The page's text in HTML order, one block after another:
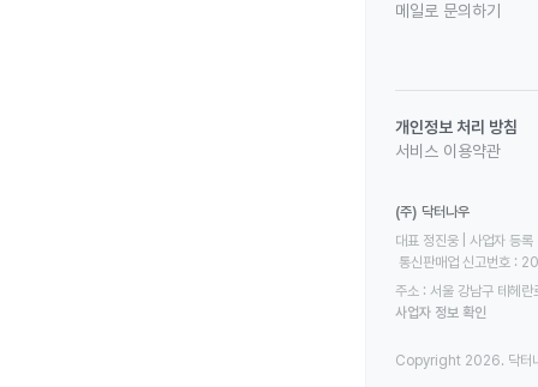
메일로 문의하기
개인정보 처리 방침
서비스 이용약관
(주) 닥터나우
대표 정진웅 | 사업자
통신판매업 신고번호
주소 : 서울 강남구 테헤
사업자 정보 확인
Copyright 2026. 닥터